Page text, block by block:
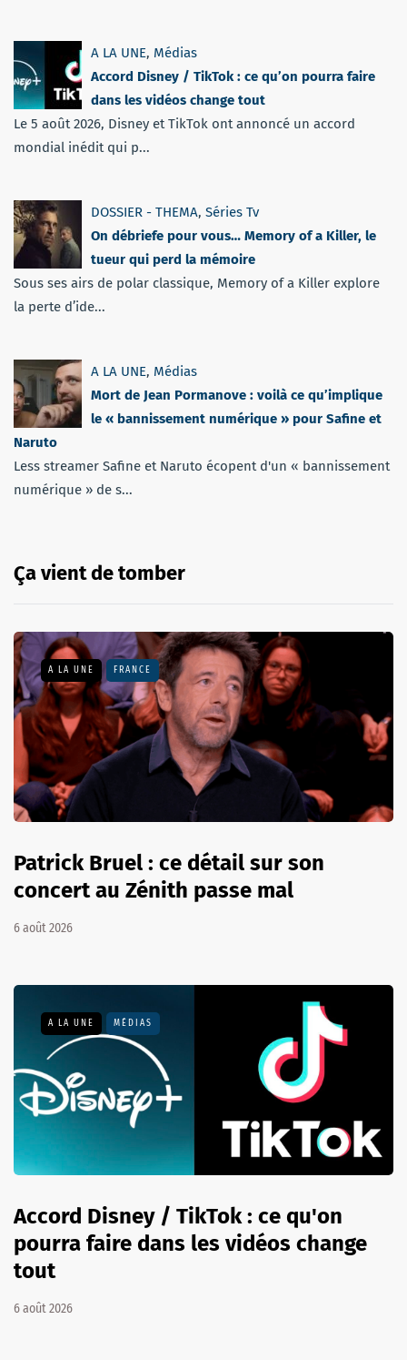
A LA UNE, Médias
Accord Disney / TikTok : ce qu’on pourra faire
dans les vidéos change tout
Le 5 août 2026, Disney et TikTok ont annoncé un accord
mondial inédit qui p...
DOSSIER - THEMA, Séries Tv
On débriefe pour vous… Memory of a Killer, le
tueur qui perd la mémoire
Sous ses airs de polar classique, Memory of a Killer explore
la perte d’ide...
A LA UNE, Médias
Mort de Jean Pormanove : voilà ce qu’implique
le « bannissement numérique » pour Safine et
Naruto
Less streamer Safine et Naruto écopent d'un « bannissement
numérique » de s...
Ça vient de tomber
A LA UNE FRANCE
Patrick Bruel : ce détail sur son
concert au Zénith passe mal
6 août 2026
A LA UNE MÉDIAS
Accord Disney / TikTok : ce qu'on
pourra faire dans les vidéos change
tout
6 août 2026